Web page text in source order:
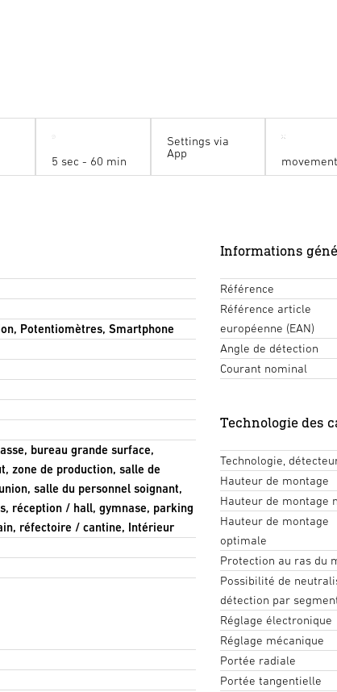
5 sec - 60 min
Settings via
App
movement
Potentiomètres, Smartphone
bureau grande surface,
zone de production, salle de
salle du personnel soignant,
réception / hall, gymnase, parking
réfectoire / cantine, Intérieur
Informations
Référence
Référence article
européenne (EAN)
Angle de détection
Courant nominal
Technologie des
Technologie,
Hauteur de montage
Hauteur de montage
Hauteur de montage
optimale
Protection au ras du
Possibilité de
détection par
Réglage électronique
Réglage mécanique
Portée radiale
Portée tangentielle